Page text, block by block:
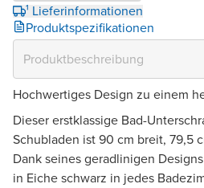
¹ Lieferinformationen
Produktspezifikationen
Hochwertiges Design zu einem
Dieser erstklassige Bad-
Schubladen ist 90 cm breit, 79,5
Dank seines geradlinigen
in Eiche schwarz in jedes